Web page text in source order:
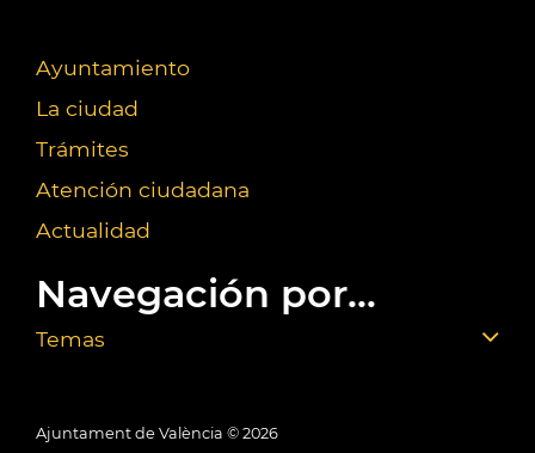
Ayuntamiento
La ciudad
Trámites
Atención ciudadana
Actualidad
Navegación por...
Temas
Ajuntament de València © 2026